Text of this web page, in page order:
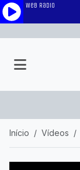
Início Vídeos